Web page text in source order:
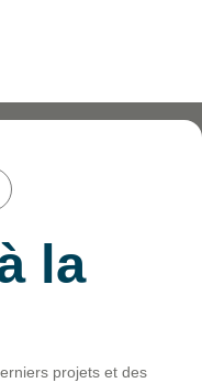
la
projets et des